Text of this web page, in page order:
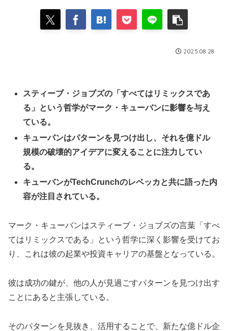
2025.08.28
スティーブ・ジョブズの「すべてはリミックスであ
る」という哲学がマーク・キューバンに影響を与え
ている。
キューバンはパターンを見つけ出し、それを億ドル
規模の破壊的アイデアに変えることに注力してい
る。
キューバンがTechCrunchのレベッカと共に語った内
容が注目されている。
マーク・キューバンはスティーブ・ジョブズの言葉「すべ
てはリミックスである」という哲学に深く影響を受けてお
り、これは彼の起業や投資キャリアの基盤となっている。
彼は成功の鍵が、他の人が見過ごすパターンを見つけ出す
ことにあると主張している。
そのパターンを見抜き、活用することで、新たな億ドル企